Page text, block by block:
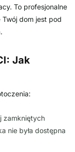
To profesjonalne
dom jest pod
Jak
zamkniętych
nie była dostępna